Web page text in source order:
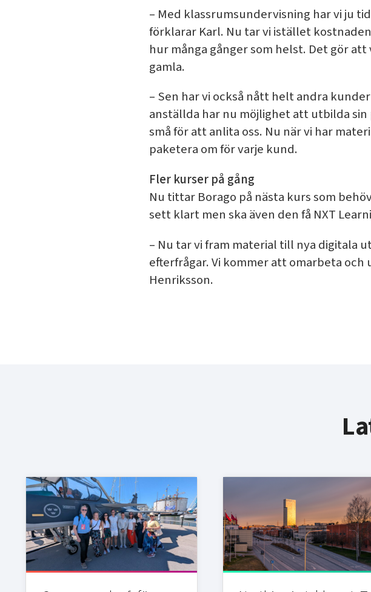
– Med klassrumsundervisning har vi ju
förklarar Karl. Nu tar vi istället
hur många gånger som helst. Det gör
gamla.
– Sen har vi också nått helt andra
anställda har nu möjlighet att utbilda
små för att anlita oss. Nu när vi har
paketera om för varje kund.
Fler kurser på gång
Nu tittar Borago på nästa kurs som
sett klart men ska även den få NXT
– Nu tar vi fram material till nya digitala
efterfrågar. Vi kommer att omarbeta
Henriksson.